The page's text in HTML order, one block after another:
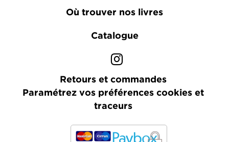
Où trouver nos livres
Catalogue
Retours et commandes
Paramétrez vos préférences cookies et
traceurs